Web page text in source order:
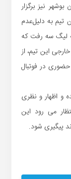
نیز برگزار
تیم به دلیل‌عدم
لیگ سه رفت که
این تیم، از
در فوتبال
و اظهار و نظری
می رود این
پیگیری شود.